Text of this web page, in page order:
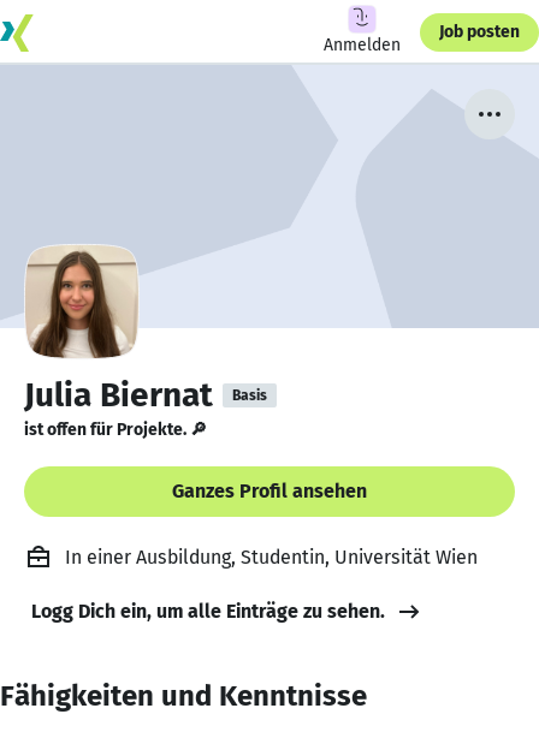
Anmelden
Job posten
Julia Biernat Basis
ist offen für Projekte. 🔎
Ganzes Profil ansehen
In einer Ausbildung, Studentin, Universität Wien
Logg Dich ein, um alle Einträge zu sehen.
Fähigkeiten und Kenntnisse